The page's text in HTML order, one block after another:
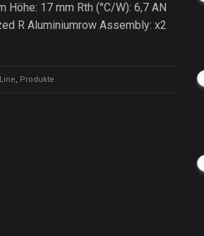
17 mm Rth (°C/W): 6,7 AN
R Aluminiumrow Assembly: x2
, Produkte